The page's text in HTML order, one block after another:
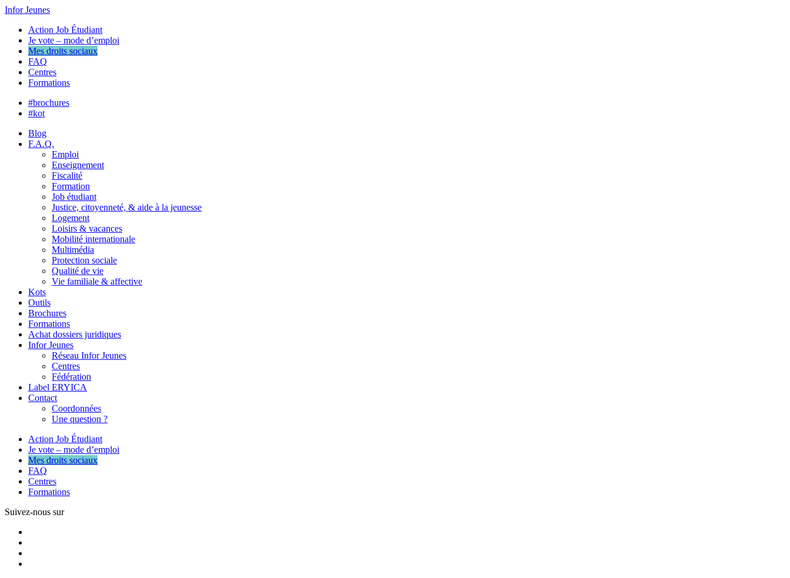
Infor Jeunes
Action Job Étudiant
Je vote – mode d’emploi
Mes droits sociaux
FAQ
Centres
Formations
#brochures
#kot
Blog
F.A.Q.
Emploi
Enseignement
Fiscalité
Formation
Job étudiant
Justice, citoyenneté, & aide à la jeunesse
Logement
Loisirs & vacances
Mobilité internationale
Multimédia
Protection sociale
Qualité de vie
Vie familiale & affective
Kots
Outils
Brochures
Formations
Achat dossiers juridiques
Infor Jeunes
Réseau Infor Jeunes
Centres
Fédération
Label ERYICA
Contact
Coordonnées
Une question ?
Action Job Étudiant
Je vote – mode d’emploi
Mes droits sociaux
FAQ
Centres
Formations
Suivez-nous sur